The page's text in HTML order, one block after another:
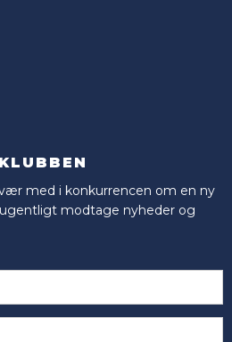
med i konkurrencen om en ny
modtage nyheder og